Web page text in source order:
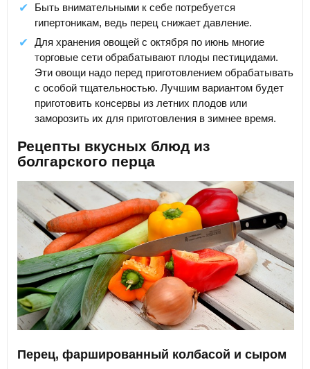
Быть внимательными к себе потребуется
гипертоникам, ведь перец снижает давление.
Для хранения овощей с октября по июнь многие
торговые сети обрабатывают плоды пестицидами.
Эти овощи надо перед приготовлением обрабатывать
с особой тщательностью. Лучшим вариантом будет
приготовить консервы из летних плодов или
заморозить их для приготовления в зимнее время.
Рецепты вкусных блюд из
болгарского перца
Перец, фаршированный колбасой и сыром